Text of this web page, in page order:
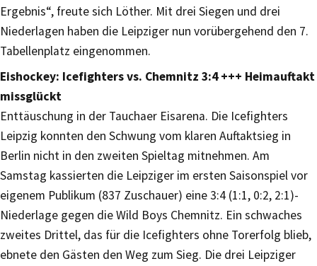
Ergebnis“, freute sich Löther. Mit drei Siegen und drei
Niederlagen haben die Leipziger nun vorübergehend den 7.
Tabellenplatz eingenommen.
Eishockey: Icefighters vs. Chemnitz 3:4 +++ Heimauftakt
missglückt
Enttäuschung in der Tauchaer Eisarena. Die Icefighters
Leipzig konnten den Schwung vom klaren Auftaktsieg in
Berlin nicht in den zweiten Spieltag mitnehmen. Am
Samstag kassierten die Leipziger im ersten Saisonspiel vor
eigenem Publikum (837 Zuschauer) eine 3:4 (1:1, 0:2, 2:1)-
Niederlage gegen die Wild Boys Chemnitz. Ein schwaches
zweites Drittel, das für die Icefighters ohne Torerfolg blieb,
ebnete den Gästen den Weg zum Sieg. Die drei Leipziger